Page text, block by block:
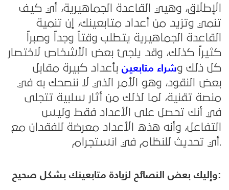
الإطلاق، وهيي القاعدة الجماهيرية، أي كيف
تنمي وتزيد من أعداد متابعينك، إن تنمية
القاعدة الجماهيرية يتطلب وقتاً وجداً وصبراً
كثيراً كذلك، وقد يلجئ بعض الأشخاص لاختصار
كل ذلك وشراء متابعين بأعداد كبيرة مقابل
بعض النقود، وهو الأمر الذي لا ننصحك به في
منصة تقنية، لما لذلك من أثار سلبية تتجلى
في أنك تحصل على الأعداد فقط وليس
التفاعل، وأنه هذه الأعداد معرضة للفقدان مع
أي تحديث للنظام في انستجرام.
وإليك بعض النصائح لزيادة متابعينك بشكل صحيح: